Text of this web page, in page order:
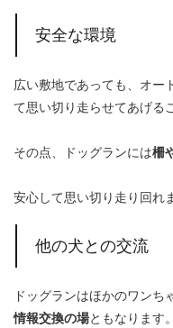
安全な環境
広い敷地であっても、オー
て思い切り走らせてあげる
その点、ドッグランには柵
安心して思い切り走り回れ
他の犬との交流
ドッグランはほかのワンち
情報交換の場ともなります。